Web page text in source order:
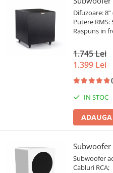
Difuzoare:
Putere RMS:
Raspuns in
1.745 Lei
1.399 Lei
IN STOC
Subwoofer
Subwoofer
Cabluri RCA;